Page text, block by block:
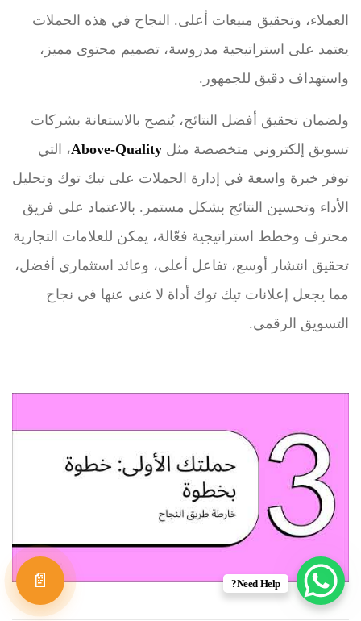
العملاء، وتحقيق مبيعات أعلى. النجاح في هذه الحملات
يعتمد على استراتيجية مدروسة، تصميم محتوى مميز،
واستهداف دقيق للجمهور.
ولضمان تحقيق أفضل النتائج، يُنصح بالاستعانة بشركات
تسويق إلكتروني متخصصة مثل Above-Quality، التي
توفر خبرة واسعة في إدارة الحملات على تيك توك وتحليل
الأداء وتحسين النتائج بشكل مستمر. بالاعتماد على فريق
محترف وخطط استراتيجية فعّالة، يمكن للعلامات التجارية
تحقيق انتشار أوسع، تفاعل أعلى، وعائد استثماري أفضل،
مما يجعل إعلانات تيك توك أداة لا غنى عنها في نجاح
التسويق الرقمي.
Need Help?
📄